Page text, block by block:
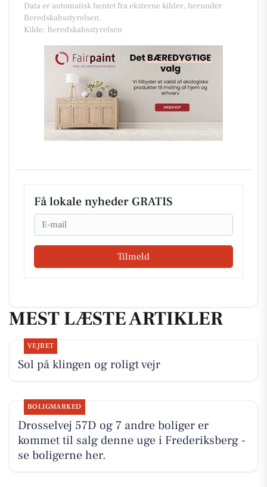
Data er automatisk hentet fra eksterne kilder, herunder
Beredskabsstyrelsen.
Kilde: Beredskabsstyrelsen
Få lokale nyheder GRATIS
Email
Tilmeld
MEST LÆSTE ARTIKLER
VEJRET
Sol på klingen og roligt vejr
BOLIGMARKED
Drosselvej 57D og 7 andre boliger er
kommet til salg denne uge i Frederiksberg -
se boligerne her.